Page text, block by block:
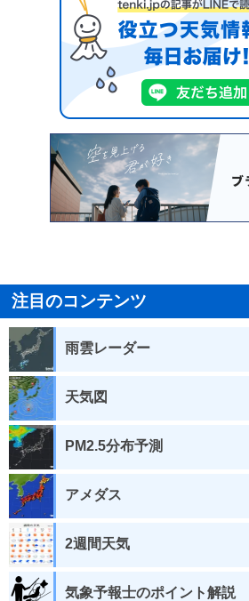
注目のコンテンツ
雨雲レーダー
天気図
PM2.5分布予測
アメダス
2週間天気
気象予報士のポイント解説